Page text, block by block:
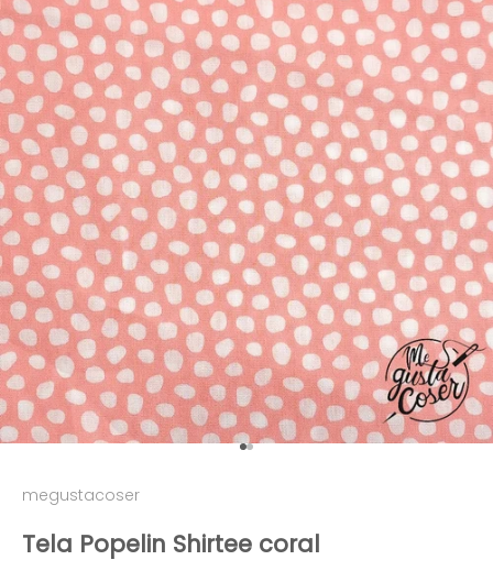
Ir al artículo 1
Ir al artículo 2
megustacoser
Tela Popelin Shirtee coral